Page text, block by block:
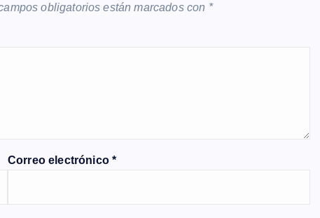
obligatorios están marcados con *
Correo electrónico*